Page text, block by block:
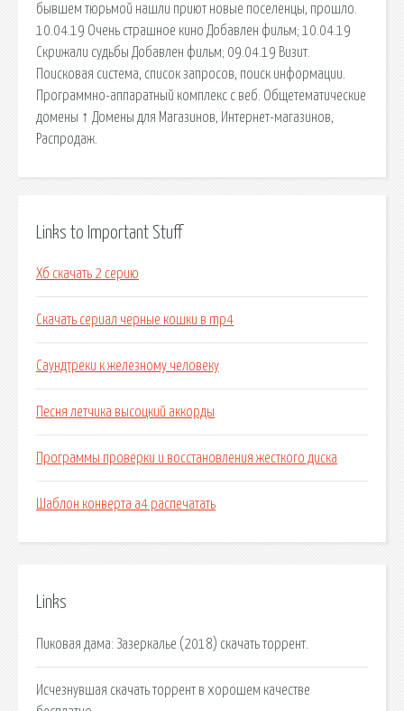
бывшем тюрьмой нашли приют новые поселенцы, прошло.
10.04.19 Очень страшное кино Добавлен фильм; 10.04.19
Скрижали судьбы Добавлен фильм; 09.04.19 Визит.
Поисковая сиcтема, список запросов, поиск информации.
Программно-аппаратный комплекс с веб. Общетематические
домены ↑ Домены для Магазинов, Интернет-магазинов,
Распродаж.
Links to Important Stuff
Хб скачать 2 серию
Скачать сериал черные кошки в mp4
Саундтреки к железному человеку
Песня летчика высоцкий аккорды
Программы проверки и восстановления жесткого диска
Шаблон конверта а4 распечатать
Links
Пиковая дама: Зазеркалье (2018) скачать торрент.
Исчезнувшая скачать торрент в хорошем качестве